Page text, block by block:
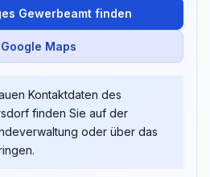
Gewerbeamt finden
Google Maps
Kontaktdaten des
finden Sie auf der
oder über das